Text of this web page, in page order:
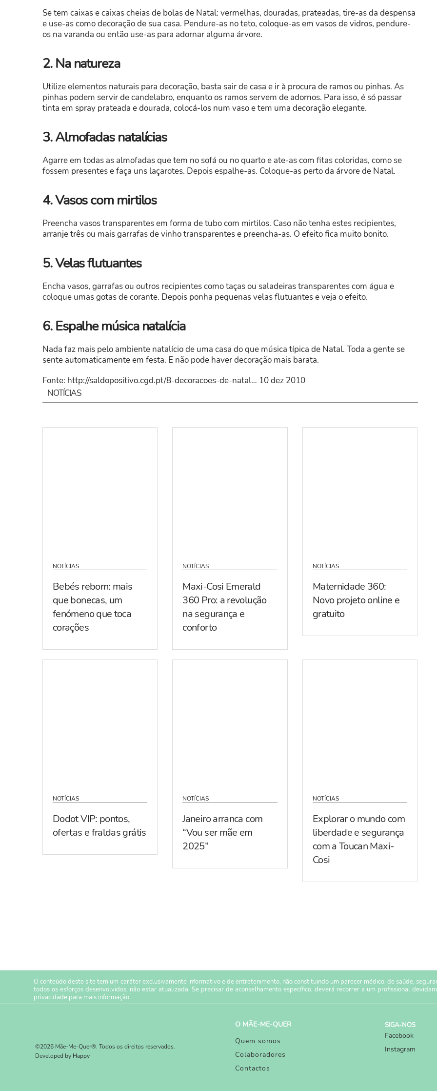
Se tem caixas e caixas cheias de bolas de Natal: vermelhas, douradas, prateadas, tire-as da despensa
e use-as como decoração de sua casa. Pendure-as no teto, coloque-as em vasos de vidros, pendure-
os na varanda ou então use-as para adornar alguma árvore.
2. Na natureza
Utilize elementos naturais para decoração, basta sair de casa e ir à procura de ramos ou pinhas. As
pinhas podem servir de candelabro, enquanto os ramos servem de adornos. Para isso, é só passar
tinta em spray prateada e dourada, colocá-los num vaso e tem uma decoração elegante.
3. Almofadas natalícias
Agarre em todas as almofadas que tem no sofá ou no quarto e ate-as com fitas coloridas, como se
fossem presentes e faça uns laçarotes. Depois espalhe-as. Coloque-as perto da árvore de Natal.
4. Vasos com mirtilos
Preencha vasos transparentes em forma de tubo com mirtilos. Caso não tenha estes recipientes,
arranje três ou mais garrafas de vinho transparentes e preencha-as. O efeito fica muito bonito.
5. Velas flutuantes
Encha vasos, garrafas ou outros recipientes como taças ou saladeiras transparentes com água e
coloque umas gotas de corante. Depois ponha pequenas velas flutuantes e veja o efeito.
6. Espalhe música natalícia
Nada faz mais pelo ambiente natalício de uma casa do que música típica de Natal. Toda a gente se
sente automaticamente em festa. E não pode haver decoração mais barata.
Fonte: http://saldopositivo.cgd.pt/8-decoracoes-de-natal… 10 dez 2010
NOTÍCIAS
NOTÍCIAS
Bebés reborn: mais
que bonecas, um
fenómeno que toca
corações
NOTÍCIAS
Maxi-Cosi Emerald
360 Pro: a revolução
na segurança e
conforto
NOTÍCIAS
Maternidade 360:
Novo projeto online e
gratuito
NOTÍCIAS
Dodot VIP: pontos,
ofertas e fraldas grátis
NOTÍCIAS
Janeiro arranca com
“Vou ser mãe em
2025”
NOTÍCIAS
Explorar o mundo com
liberdade e segurança
com a Toucan Maxi-
Cosi
O conteúdo deste site tem um caráter exclusivamente informativo e de entretenimento, não constituindo um parecer médico, de saúde,
todos os esforços desenvolvidos, não estar atualizada. Se precisar de aconselhamento específico, deverá recorrer a um profissional
privacidade para mais informação.
©2026 Mãe-Me-Quer®. Todos os direitos reservados.
Developed by Happy
O MÃE-ME-QUER
Quem somos
Colaboradores
Contactos
SIGA-NOS
Facebook
Instagram